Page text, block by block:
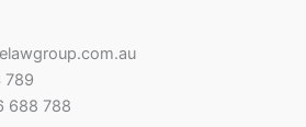
789
688 788